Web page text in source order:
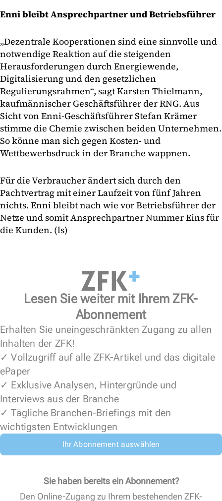
Enni bleibt Ansprechpartner und Betriebsführer
„Dezentrale Kooperationen sind eine sinnvolle und
notwendige Reaktion auf die steigenden
Herausforderungen durch Energiewende,
Digitalisierung und den gesetzlichen
Regulierungsrahmen“, sagt Karsten Thielmann,
kaufmännischer Geschäftsführer der RNG. Aus
Sicht von Enni-Geschäftsführer Stefan Krämer
stimme die Chemie zwischen beiden Unternehmen.
So könne man sich gegen Kosten- und
Wettbewerbsdruck in der Branche wappnen.
Für die Verbraucher ändert sich durch den
Pachtvertrag mit einer Laufzeit von fünf Jahren
nichts. Enni bleibt nach wie vor Betriebsführer der
Netze und somit Ansprechpartner Nummer Eins für
die Kunden. (ls)
Lesen Sie weiter mit Ihrem ZFK-
Abonnement
Erhalten Sie uneingeschränkten Zugang zu allen
Inhalten der ZFK!
✓ Vollzugriff auf alle ZFK-Artikel und das digitale
ePaper
✓ Exklusive Analysen, Hintergründe und
Interviews aus der Branche
✓ Tägliche Branchen-Briefings mit den
wichtigsten Entwicklungen
Ihr Abonnement auswählen
Sie haben bereits ein Abonnement?
Den Online-Zugang zu Ihrem bestehenden ZFK-